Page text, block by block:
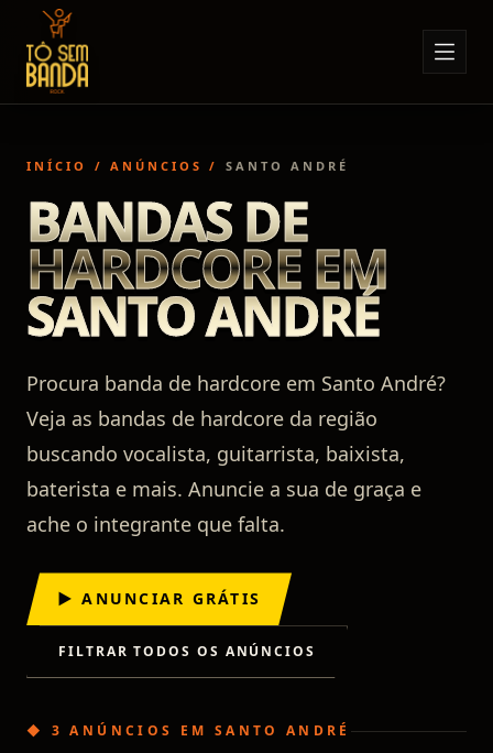
Sobre Nós
Eventos
Minha Conta
Contato
INÍCIO / ANÚNCIOS / SANTO ANDRÉ
BANDAS DE
HARDCORE EM
SANTO ANDRÉ
Procura banda de hardcore em Santo André?
Veja as bandas de hardcore da região
buscando vocalista, guitarrista, baixista,
baterista e mais. Anuncie a sua de graça e
ache o integrante que falta.
▶ ANUNCIAR GRÁTIS
FILTRAR TODOS OS ANÚNCIOS
◆ 3 ANÚNCIOS EM SANTO ANDRÉ